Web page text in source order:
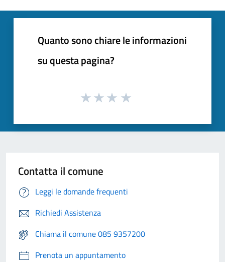
Quanto sono chiare le informazioni
su questa pagina?
Contatta il comune
Leggi le domande frequenti
Richiedi Assistenza
Chiama il comune 085 9357200
Prenota un appuntamento